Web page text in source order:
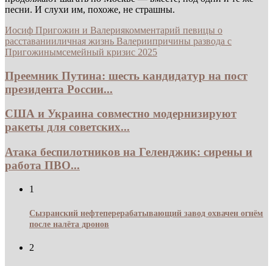
песни. И слухи им, похоже, не страшны.
Иосиф Пригожин и Валериякомментарий певицы о
расставанииличная жизнь Валериипричины развода с
Пригожинымсемейный кризис 2025
Преемник Путина: шесть кандидатур на пост
президента России...
США и Украина совместно модернизируют
ракеты для советских...
Атака беспилотников на Геленджик: сирены и
работа ПВО...
1
Сызранский нефтеперерабатывающий завод охвачен огнём
после налёта дронов
2